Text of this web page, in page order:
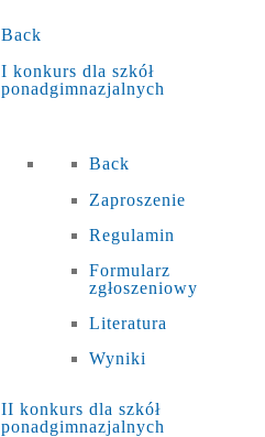
Back
I konkurs dla szkół
ponadgimnazjalnych
Back
Zaproszenie
Regulamin
Formularz
zgłoszeniowy
Literatura
Wyniki
II konkurs dla szkół
ponadgimnazjalnych